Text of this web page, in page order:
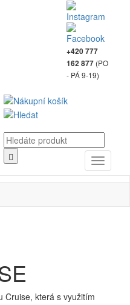
+420 777
162 877 (PO
- PÁ 9-19)
Toggle
Cruise, která s využitím